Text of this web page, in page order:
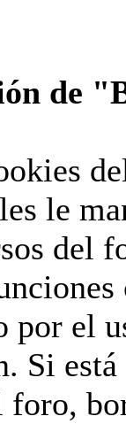
de
le
del
por el
Si